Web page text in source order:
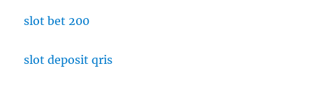
slot bet 200
slot deposit qris